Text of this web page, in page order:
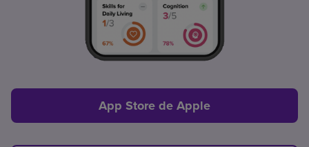
App Store de Apple